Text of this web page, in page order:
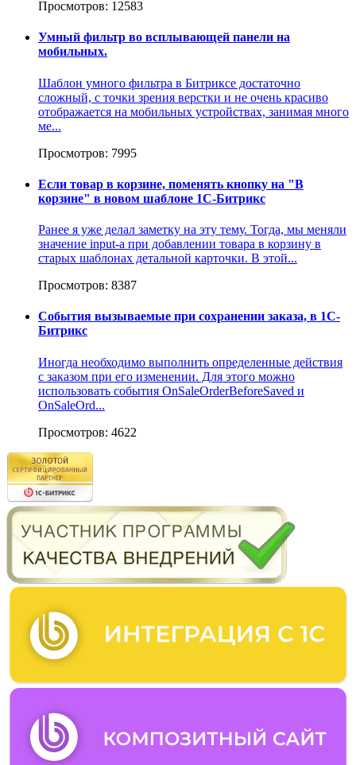
Просмотров: 12583
Умный фильтр во всплывающей панели на
мобильных.
Шаблон умного фильтра в Битриксе достаточно
сложный, с точки зрения верстки и не очень красиво
отображается на мобильных устройствах, занимая много
ме...
Просмотров: 7995
Если товар в корзине, поменять кнопку на "В
корзине" в новом шаблоне 1С-Битрикс
Ранее я уже делал заметку на эту тему. Тогда, мы меняли
значение input-а при добавлении товара в корзину в
старых шаблонах детальной карточки. В этой...
Просмотров: 8387
События вызываемые при сохранении заказа, в 1С-
Битрикс
Иногда необходимо выполнить определенные действия
с заказом при его изменении. Для этого можно
использовать события OnSaleOrderBeforeSaved и
OnSaleOrd...
Просмотров: 4622